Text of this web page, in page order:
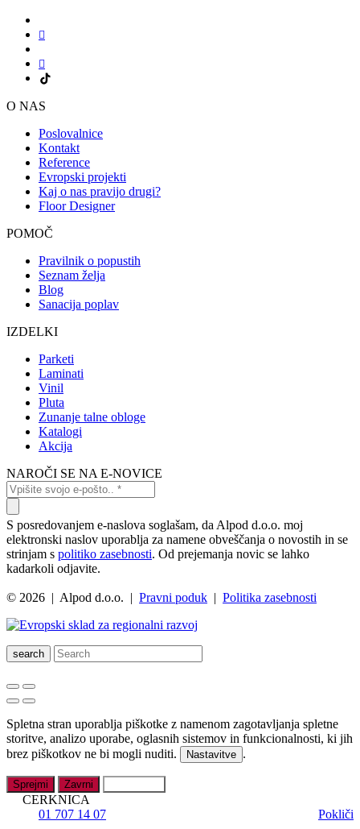
O NAS
Poslovalnice
Kontakt
Reference
Evropski projekti
Kaj o nas pravijo drugi?
Floor Designer
POMOČ
Pravilnik o popustih
Seznam želja
Blog
Sanacija poplav
IZDELKI
Parketi
Laminati
Vinil
Pluta
Zunanje talne obloge
Katalogi
Akcija
NAROČI SE NA E-NOVICE
S posredovanjem e-naslova soglašam, da Alpod d.o.o. moj
elektronski naslov uporablja za namene obveščanja o novostih in se
strinjam s politiko zasebnosti. Od prejemanja novic se lahko
kadarkoli odjavite.
© 2026 | Alpod d.o.o. | Pravni poduk | Politika zasebnosti
search
Spletna stran uporablja piškotke z namenom zagotavljanja spletne
storitve, analizo uporabe, oglasnih sistemov in funkcionalnosti, ki jih
brez piškotkov ne bi mogli nuditi.
Nastavitve .
Sprejmi Zavrni
CERKNICA
01 707 14 07
Pokliči